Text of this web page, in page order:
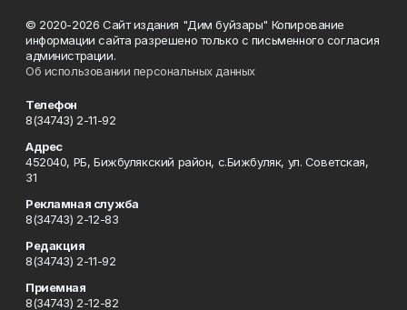
© 2020-2026 Сайт издания "Дим буйзары" Копирование
информации сайта разрешено только с письменного согласия
администрации.
Об использовании персональных данных
Телефон
8(34743) 2-11-92
Адрес
452040, РБ, Бижбулякский район, с.Бижбуляк, ул. Советская,
31
Рекламная служба
8(34743) 2-12-83
Редакция
8(34743) 2-11-92
Приемная
8(34743) 2-12-82